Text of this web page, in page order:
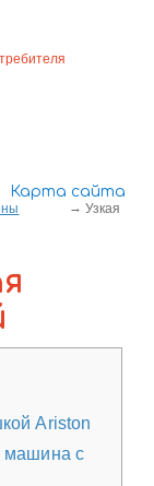
Карта сайта
Узкая
Ariston
машина с